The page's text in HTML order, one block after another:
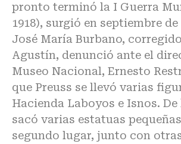
pronto terminó la I Guerra
1918), surgió en septiembre de
José María Burbano,
Agustín, denunció ante el
Museo Nacional, Ernesto
que Preuss se llevó varias
Hacienda Laboyos e Isnos.
sacó varias estatuas
segundo lugar, junto con